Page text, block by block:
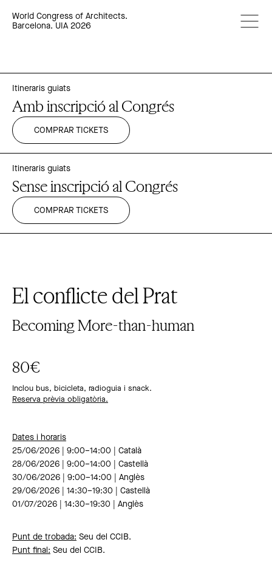
World Congress of Architects.
Barcelona. UIA 2026
Itineraris guiats
Amb inscripció al Congrés
COMPRAR TICKETS
Itineraris guiats
Sense inscripció al Congrés
COMPRAR TICKETS
El conflicte del Prat
Becoming More-than-human
80€
Inclou bus, bicicleta, radioguia i snack.
Reserva prèvia obligatòria.
Dates i horaris
25/06/2026 | 9:00–14:00 | Català
28/06/2026 | 9:00–14:00 | Castellà
30/06/2026 | 9:00–14:00 | Anglès
29/06/2026 | 14:30–19:30 | Castellà
01/07/2026 | 14:30–19:30 | Anglès
Punt de trobada: Seu del CCIB.
Punt final: Seu del CCIB.